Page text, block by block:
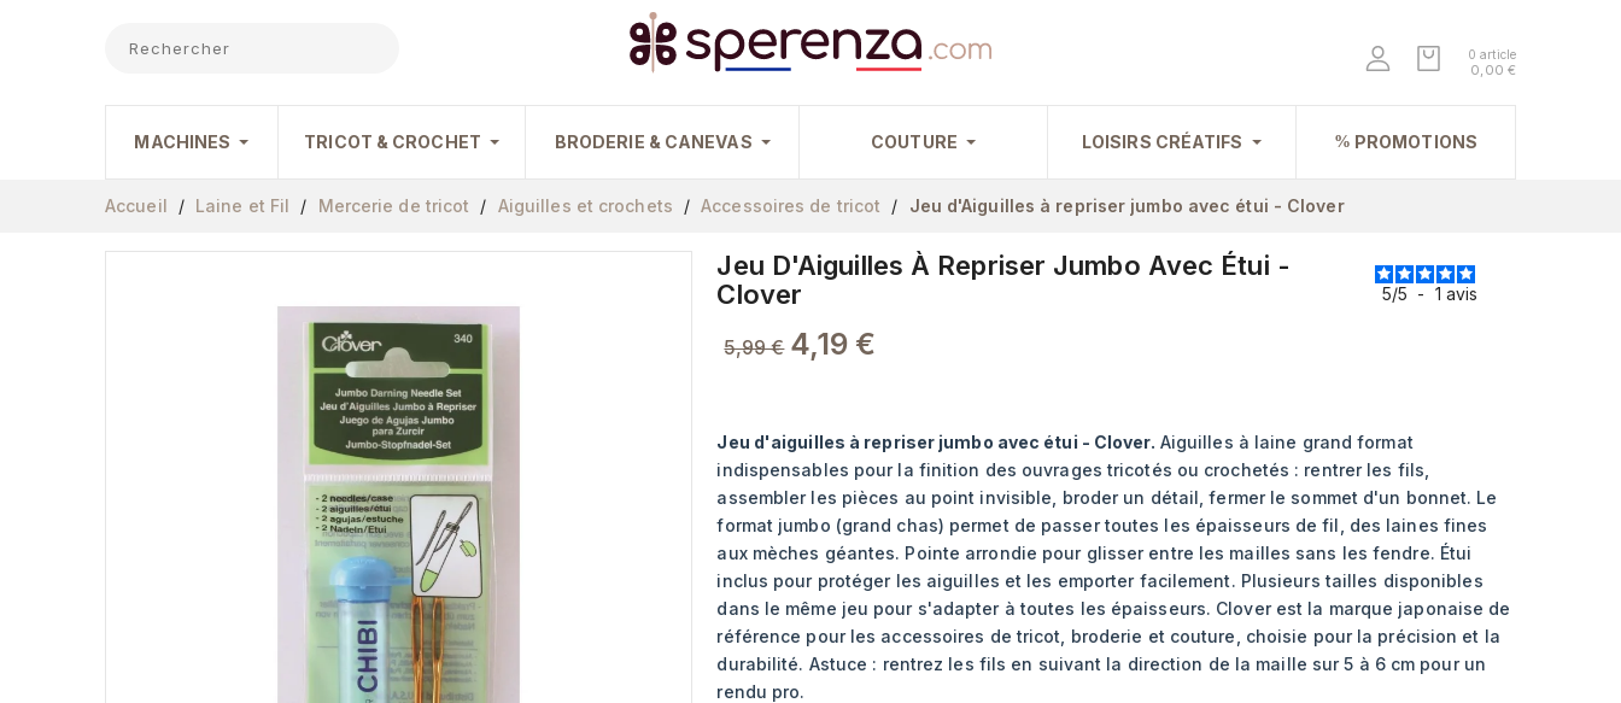
0 article
0,00 €
MACHINES TRICOT & CROCHET BRODERIE & CANEVAS COUTURE LOISIRS CRÉATIFS PROMOTIONS
Accueil Laine et Fil Mercerie de tricot Aiguilles et crochets Accessoires de tricot Jeu d'Aiguilles à repriser jumbo avec étui - Clover
Jeu D'Aiguilles À Repriser Jumbo Avec Étui -
Clover
5/5 - 1 avis
5,99 € 4,19 €
Jeu d'aiguilles à repriser jumbo avec étui - Clover. Aiguilles à laine grand format
indispensables pour la finition des ouvrages tricotés ou crochetés : rentrer les fils,
assembler les pièces au point invisible, broder un détail, fermer le sommet d'un bonnet. Le
format jumbo (grand chas) permet de passer toutes les épaisseurs de fil, des laines fines
aux mèches géantes. Pointe arrondie pour glisser entre les mailles sans les fendre. Étui
inclus pour protéger les aiguilles et les emporter facilement. Plusieurs tailles disponibles
dans le même jeu pour s'adapter à toutes les épaisseurs. Clover est la marque japonaise de
référence pour les accessoires de tricot, broderie et couture, choisie pour la précision et la
durabilité. Astuce : rentrez les fils en suivant la direction de la maille sur 5 à 6 cm pour un
rendu pro.